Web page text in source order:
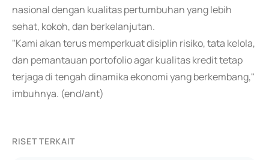
nasional dengan kualitas pertumbuhan yang lebih
sehat, kokoh, dan berkelanjutan.
"Kami akan terus memperkuat disiplin risiko, tata kelola,
dan pemantauan portofolio agar kualitas kredit tetap
terjaga di tengah dinamika ekonomi yang berkembang,"
imbuhnya. (end/ant)
RISET TERKAIT